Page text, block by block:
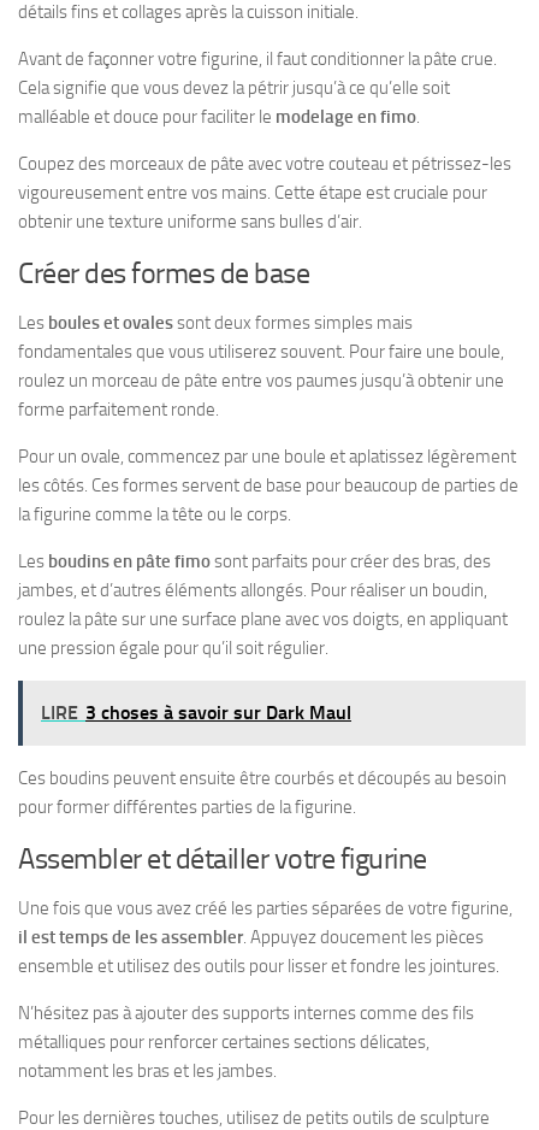
détails fins et collages après la cuisson initiale.
Avant de façonner votre figurine, il faut conditionner la pâte crue.
Cela signifie que vous devez la pétrir jusqu’à ce qu’elle soit
malléable et douce pour faciliter le modelage en fimo.
Coupez des morceaux de pâte avec votre couteau et pétrissez-les
vigoureusement entre vos mains. Cette étape est cruciale pour
obtenir une texture uniforme sans bulles d’air.
Créer des formes de base
Les boules et ovalessont deux formes simples mais
fondamentales que vous utiliserez souvent. Pour faire une boule,
roulez un morceau de pâte entre vos paumes jusqu’à obtenir une
forme parfaitement ronde.
Pour un ovale, commencez par une boule et aplatissez légèrement
les côtés. Ces formes servent de base pour beaucoup de parties de
la figurine comme la tête ou le corps.
Les boudins en pâte fimosont parfaits pour créer des bras, des
jambes, et d’autres éléments allongés. Pour réaliser un boudin,
roulez la pâte sur une surface plane avec vos doigts, en appliquant
une pression égale pour qu’il soit régulier.
LIRE 3 choses à savoir sur Dark Maul
Ces boudins peuvent ensuite être courbés et découpés au besoin
pour former différentes parties de la figurine.
Assembler et détailler votre figurine
Une fois que vous avez créé les parties séparées de votre figurine,
il est temps de les assembler. Appuyez doucement les pièces
ensemble et utilisez des outils pour lisser et fondre les jointures.
N’hésitez pas à ajouter des supports internes comme des fils
métalliques pour renforcer certaines sections délicates,
notamment les bras et les jambes.
Pour les dernières touches, utilisez de petits outils de sculpture